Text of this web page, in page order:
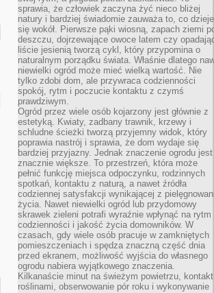
sprawia, że człowiek zaczyna żyć nieco bliżej
natury i bardziej świadomie zauważa to, co dzieje
się wokół. Pierwsze pąki wiosną, zapach ziemi
deszczu, dojrzewające owoce latem czy
liście jesienią tworzą cykl, który przypomina o
naturalnym porządku świata. Właśnie dlatego
niewielki ogród może mieć wielką wartość. Nie
tylko zdobi dom, ale przywraca codzienności
spokój, rytm i poczucie kontaktu z czymś
prawdziwym.
Ogród przez wiele osób kojarzony jest głównie z
estetyką. Kwiaty, zadbany trawnik, krzewy i
schludne ścieżki tworzą przyjemny widok, który
poprawia nastrój i sprawia, że dom wydaje się
bardziej przyjazny. Jednak znaczenie ogrodu jest
znacznie większe. To przestrzeń, która może
pełnić funkcję miejsca odpoczynku, rodzinnych
spotkań, kontaktu z naturą, a nawet źródła
codziennej satysfakcji wynikającej z
życia. Nawet niewielki ogród lub przydomowy
skrawek zieleni potrafi wyraźnie wpłynąć na rytm
codzienności i jakość życia domowników. W
czasach, gdy wiele osób pracuje w zamkniętych
pomieszczeniach i spędza znaczną część dnia
przed ekranem, możliwość wyjścia do własnego
ogrodu nabiera wyjątkowego znaczenia.
Kilkanaście minut na świeżym powietrzu,
roślinami, obserwowanie pór roku i wykonywanie